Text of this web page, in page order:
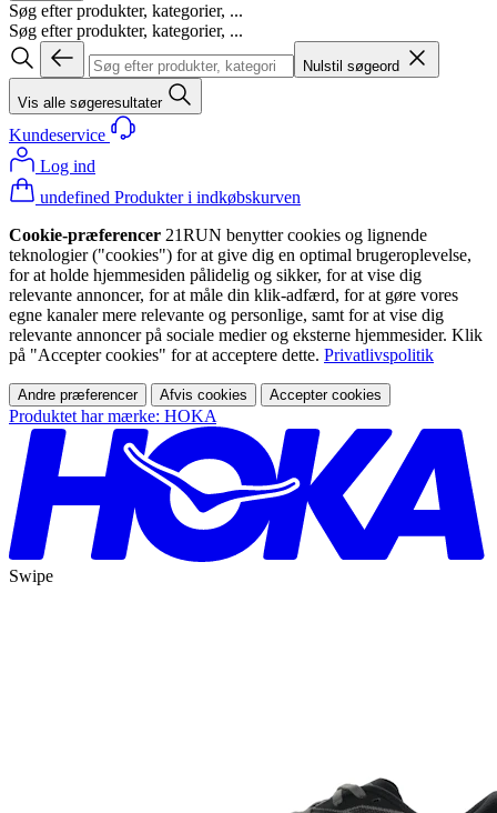
Søg efter produkter, kategorier, ...
Søg efter produkter, kategorier, ...
Nulstil søgeord
Vis alle søgeresultater
Kundeservice
Log ind
undefined Produkter i indkøbskurven
Cookie-præferencer 21RUN benytter cookies og lignende
teknologier ("cookies") for at give dig en optimal brugeroplevelse,
for at holde hjemmesiden pålidelig og sikker, for at vise dig
relevante annoncer, for at måle din klik-adfærd, for at gøre vores
egne kanaler mere relevante og personlige, samt for at vise dig
relevante annoncer på sociale medier og eksterne hjemmesider. Klik
på "Accepter cookies" for at acceptere dette. Privatlivspolitik
Andre præferencer Afvis cookies Accepter cookies
Produktet har mærke: HOKA
Swipe